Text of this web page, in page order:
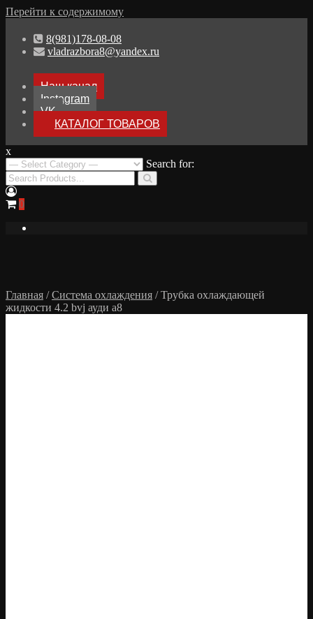
Перейти к содержимому
8(981)178-08-08
vladrazbora8@yandex.ru
Наш канал
Instagram
VK
КАТАЛОГ ТОВАРОВ
Разбор Ауди А8
Разборка Audi A8 D3
x
Search for:
0
Главная /Система охлаждения / Трубка охлаждающей
жидкости 4.2 bvj ауди а8